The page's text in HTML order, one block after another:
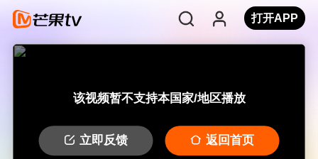
打开APP
该视频暂不支持本国家/地区播放
立即反馈 返回首页